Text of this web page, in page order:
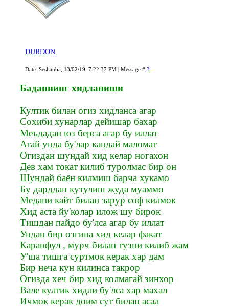
DURDON
Date: Seshanba, 13/02/19, 7:22:37 PM | Message # 3
Баданнинг хидланиши
Култик билан огиз хидланса агар
Сохиби хунарлар дейишар бахар
Меъдадан юз берса агар бу иллат
Атай унда бу'лар кандай маломат
Огиздан шундай хид келар ногахон
Дев хам токат килиб туролмас бир он
Шундай баён килмиш барча хукамо
Бу дарддан кутулиш жуда муаммо
Медани кайт билан зарур соф килмок
Хид аста йу'колар илож шу бирок
Тишдан пайдо бу'лса агар бу иллат
Ундан бир озгина хид келар факат
Каранфул , мурч билан тузни килиб жам
У'ша тишга суртмок керак хар дам
Бир неча кун килинса такрор
Огизда хеч бир хид колмагай зинхор
Вале култик хидли бу'лса хар махал
Ичмок керак доим сут билан асал